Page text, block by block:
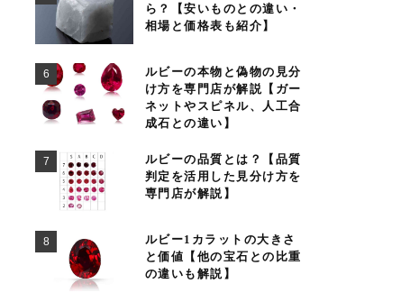
ら？【安いものとの違い・
相場と価格表も紹介】
ルビーの本物と偽物の見分
け方を専門店が解説【ガー
ネットやスピネル、人工合
成石との違い】
ルビーの品質とは？【品質
判定を活用した見分け方を
専門店が解説】
ルビー1カラットの大きさ
と価値【他の宝石との比重
の違いも解説】